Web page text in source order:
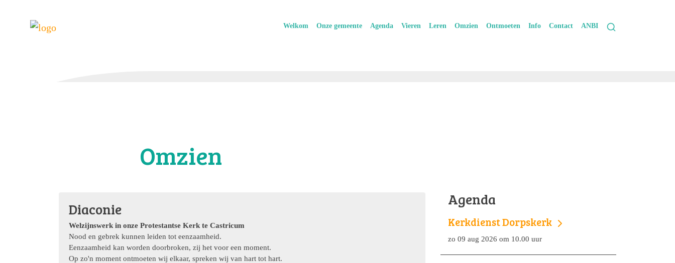
Welkom Onze gemeente Agenda Vieren Leren Omzien Ontmoeten Info Contact ANBI
Omzien
Diaconie
Welzijnswerk in onze Protestantse Kerk te Castricum
Nood en gebrek kunnen leiden tot eenzaamheid.
Eenzaamheid kan worden doorbroken, zij het voor een moment.
Op zo'n moment ontmoeten wij elkaar, spreken wij van hart tot hart.
Agenda
Kerkdienst Dorpskerk
zo 09 aug 2026 om 10.00 uur